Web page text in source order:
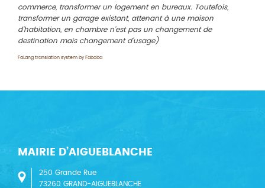
commerce, transformer un logement en bureaux. Toutefois,
transformer un garage existant, attenant à une maison
d'habitation, en chambre n'est pas un changement de
destination mais changement d'usage)
FaLang translation system by Faboba
MAIRIE D’AIGUEBLANCHE
250 Grande Rue
73260 GRAND-AIGUEBLANCHE